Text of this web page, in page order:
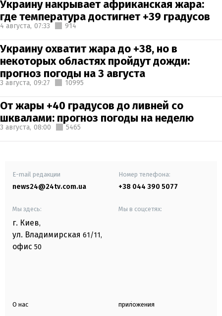
Украину накрывает африканская жара:
где температура достигнет +39 градусов
4 августа, 07:33 914
Украину охватит жара до +38, но в
некоторых областях пройдут дожди:
прогноз погоды на 3 августа
3 августа, 09:27 10995
От жары +40 градусов до ливней со
шквалами: прогноз погоды на неделю
3 августа, 08:00 5465
E-mail редакции
news24@24tv.com.ua
Номер телефона:
+38 044 390 5077
Мы здесь:
г. Киев,
ул. Владимирская 61/11,
офис 50
Мы в соцсетях:
О нас приложения